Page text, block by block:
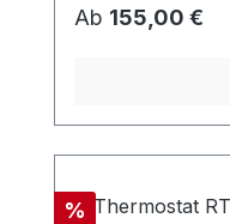
Regulärer Preis:
Ab 155,00 €
Rabatt
%